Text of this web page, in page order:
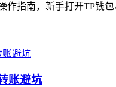
指南，新手打开TP钱
账避坑